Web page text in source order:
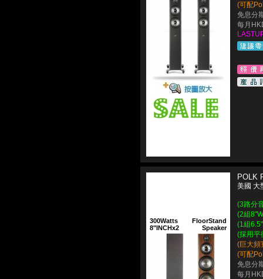
(可配
免息分
每月
300Watts
8"INCHx2
FloorStand
Speaker
POLK
美國 大
(3路分
(2組
(1組
(採用平
(巨大頻
(可配
免息分
每月